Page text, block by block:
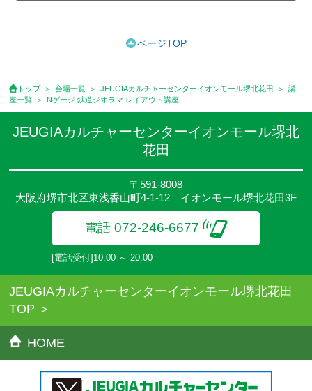
用は含まれておりません。
のでご確認ください。
●参加人数が一定に満たない場合、体験や講座開講を中止または延
期することがあります。
●その他、詳しい内容については、ご入会時にご説明をさせていた
ページTOP
トップ 会場一覧 JEUGIAカルチャーセンターイオンモール堺北花田
講
座一覧
Nゲージ 鉄道ジオラマ レイアウト講座
JEUGIAカルチャーセンターイオンモール堺北
花田
〒591-8008
大阪府堺市北区東浅香山町4-1-12 イオンモール堺北花田3F
電話 072-246-6677
[電話受付]10:00 ～ 20:00
JEUGIAカルチャーセンターイオンモール堺北花田
TOP
HOME